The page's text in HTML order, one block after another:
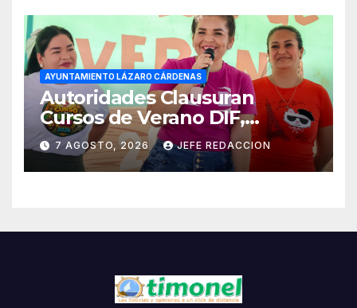
AYUNTAMIENTO LÁZARO CÁRDENAS
Autoridades Clausuran
Cursos de Verano DIF,
Seguridad Pública y Casa de
Cultura 2026
7 AGOSTO, 2026 JEFE REDACCION